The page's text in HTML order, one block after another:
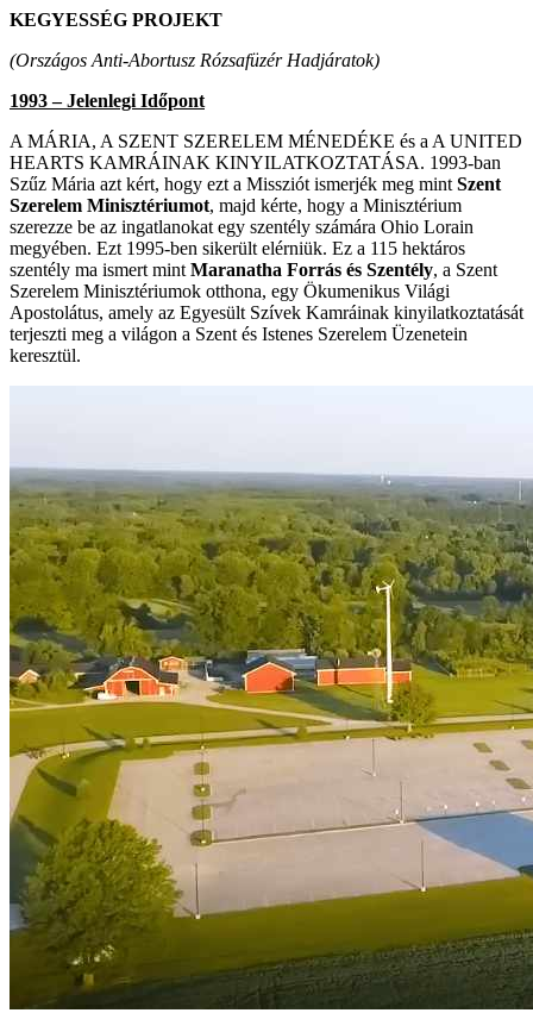
KEGYESSÉG PROJEKT
(Országos Anti-Abortusz Rózsafüzér Hadjáratok)
1993 – Jelenlegi Időpont
A MÁRIA, A SZENT SZERELEM MÉNEDÉKE és a A UNITED
HEARTS KAMRÁINAK KINYILATKOZTATÁSA. 1993-ban
Szűz Mária azt kért, hogy ezt a Missziót ismerjék meg mint Szent
Szerelem Minisztériumot, majd kérte, hogy a Minisztérium
szerezze be az ingatlanokat egy szentély számára Ohio Lorain
megyében. Ezt 1995-ben sikerült elérniük. Ez a 115 hektáros
szentély ma ismert mint Maranatha Forrás és Szentély, a Szent
Szerelem Minisztériumok otthona, egy Ökumenikus Világi
Apostolátus, amely az Egyesült Szívek Kamráinak kinyilatkoztatását
terjeszti meg a világon a Szent és Istenes Szerelem Üzenetein
keresztül.